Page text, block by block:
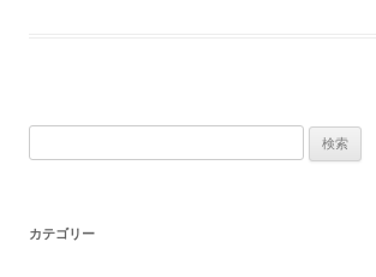
カテゴリー